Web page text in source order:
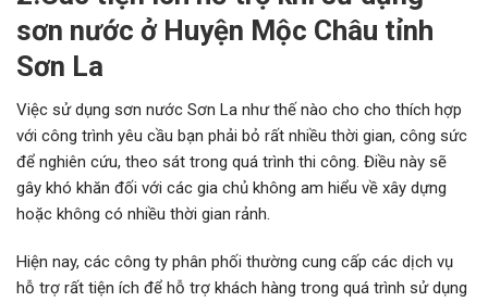
sơn nước ở Huyện Mộc Châu tỉnh
Sơn La
Việc sử dụng sơn nước Sơn La như thế nào cho cho thích hợp
với công trình yêu cầu bạn phải bỏ rất nhiều thời gian, công sức
để nghiên cứu, theo sát trong quá trình thi công. Điều này sẽ
gây khó khăn đối với các gia chủ không am hiểu về xây dựng
hoặc không có nhiều thời gian rảnh.
Hiện nay, các công ty phân phối thường cung cấp các dịch vụ
hỗ trợ rất tiện ích để hỗ trợ khách hàng trong quá trình sử dụng